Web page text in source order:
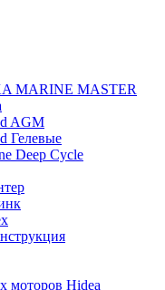
MARINE MASTER
AGM
Гелевые
Deep Cycle
моторов Hidea